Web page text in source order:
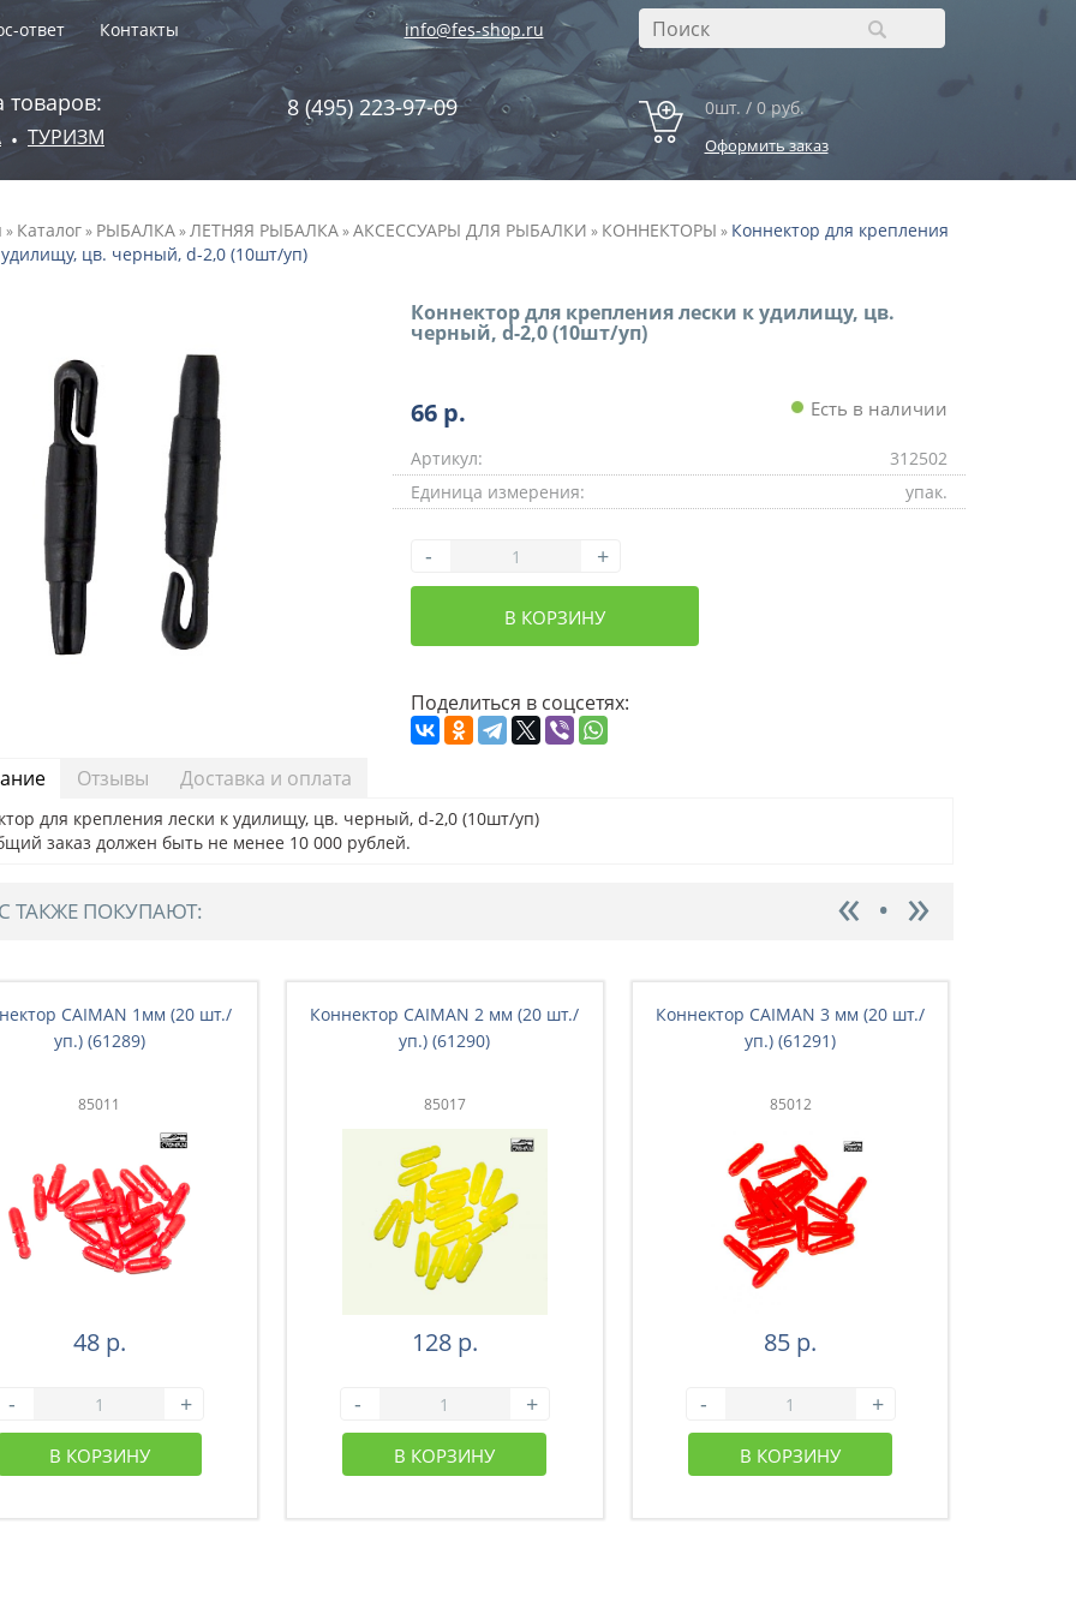
ответ Контакты info@fes-shop.ru
товаров:
• ТУРИЗМ
8 (495) 223-97-09 0шт. / 0 руб.
Оформить заказ
» Каталог» РЫБАЛКА»ЛЕТНЯЯ РЫБАЛКА»АКСЕССУАРЫ ДЛЯ РЫБАЛКИ » КОННЕКТОРЫ » Коннектор для крепления
удилищу, цв. черный, d-2,0 (10шт/уп)
Коннектор для крепления лески к удилищу, цв.
черный, d-2,0 (10шт/уп)
66 р. Есть в наличии
Артикул:
312502
Единица измерения:
упак.
- +
В КОРЗИНУ
Поделиться в соцсетях:
Отзывы Доставка и оплата
для крепления лески к удилищу, цв. черный, d-2,0 (10шт/уп)
заказ должен быть не менее 10 000 рублей.
ТАКЖЕ ПОКУПАЮТ:
CAIMAN 1мм (20 шт./
уп.) (61289)
85011
48 р.
- +
В КОРЗИНУ
Коннектор CAIMAN 2 мм (20 шт./
уп.) (61290)
85017
128 р.
- +
В КОРЗИНУ
Коннектор CAIMAN 3 мм (20 шт./
уп.) (61291)
85012
85 р.
- +
В КОРЗИНУ